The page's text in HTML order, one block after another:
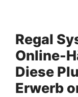
Regal
Online-
Diese
Erwerb